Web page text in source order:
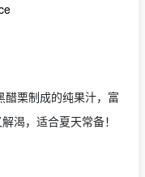
栗制成的纯果汁，富
渴，适合夏天常备！